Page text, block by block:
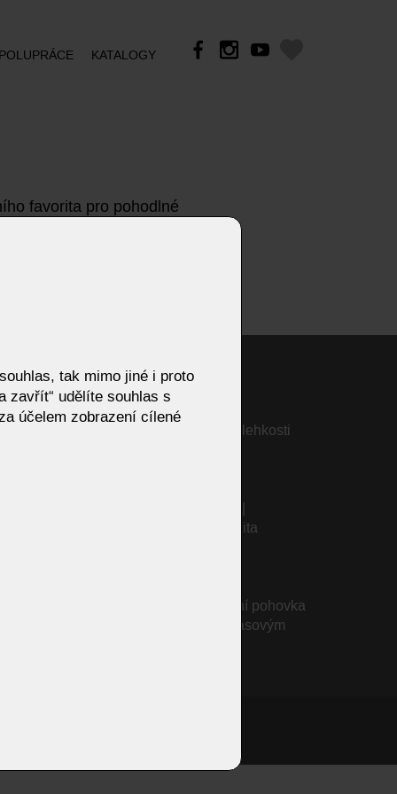
KATALOGY
favorita pro pohodlné
materiálů a detailů, které
naše modely mají
Sudbrock GOYA | Umění
minimalistického designu a lehkosti
Konferenční stolek CANNA |
Venjakob – Elegance a kvalita
WILLOW od OLTA – moderní pohovka
s flexibilní sestavou a nadčasovým
tak mimo jiné i proto
zavřít“ udělíte souhlas s
účelem zobrazení cílené